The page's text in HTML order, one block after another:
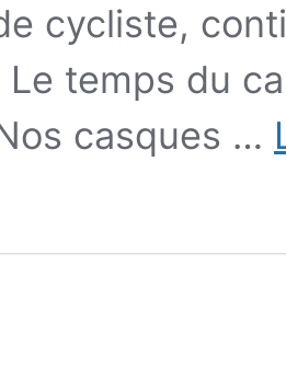
cycliste,
temps du
casques …